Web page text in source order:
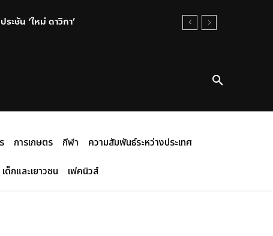
ะชัน ‘ใหม่ ดาวิกา’
การเกษตร กีฬา
ความสัมพันธ์ระหว่างประเทศ
เด็กและเยาวชน เฟคนิวส์